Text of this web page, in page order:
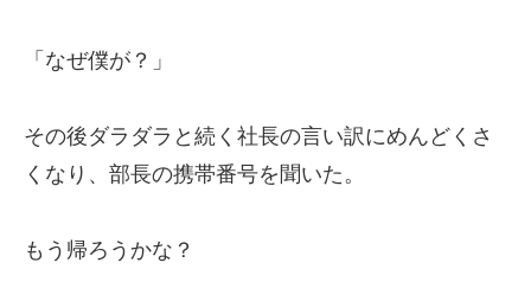
「なぜ僕が？」
その後ダラダラと続く社長の言い訳にめんどくさ
くなり、部長の携帯番号を聞いた。
もう帰ろうかな？